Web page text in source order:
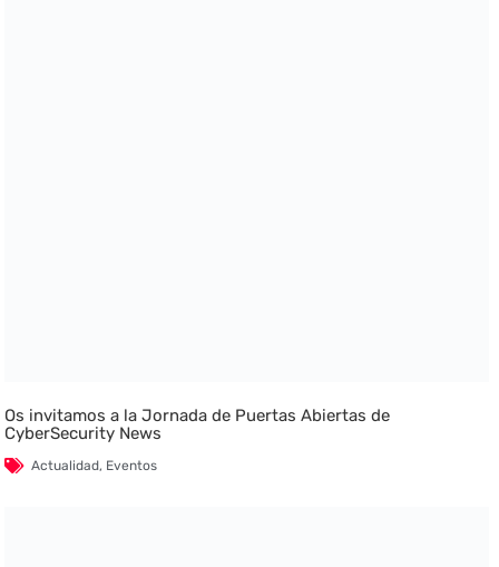
Os invitamos a la Jornada de Puertas Abiertas de
CyberSecurity News
Actualidad, Eventos